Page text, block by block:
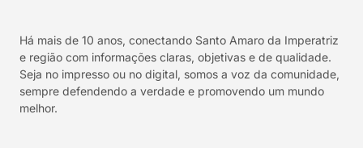
Há mais de 10 anos, conectando Santo Amaro da Imperatriz
e região com informações claras, objetivas e de qualidade.
Seja no impresso ou no digital, somos a voz da comunidade,
sempre defendendo a verdade e promovendo um mundo
melhor.